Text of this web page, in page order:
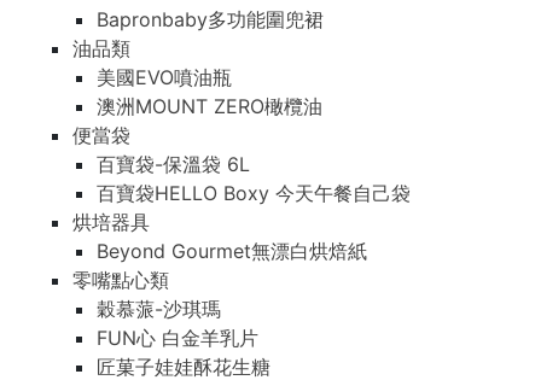
Bapronbaby多功能圍兜裙
油品類
美國EVO噴油瓶
澳洲MOUNT ZERO橄欖油
便當袋
百寶袋-保溫袋 6L
百寶袋HELLO Boxy 今天午餐自己袋
烘培器具
Beyond Gourmet無漂白烘焙紙
零嘴點心類
穀慕蒎-沙琪瑪
FUN心 白金羊乳片
匠菓子娃娃酥花生糖